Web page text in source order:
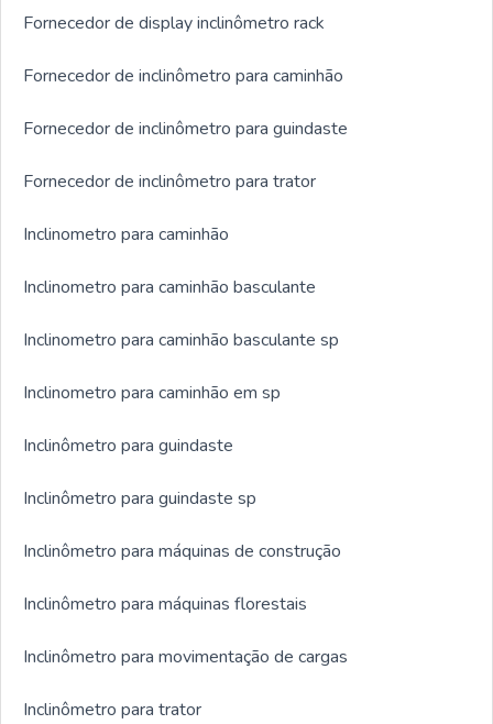
Fornecedor de display inclinômetro rack
Fornecedor de inclinômetro para caminhão
Fornecedor de inclinômetro para guindaste
Fornecedor de inclinômetro para trator
Inclinometro para caminhão
Inclinometro para caminhão basculante
Inclinometro para caminhão basculante sp
Inclinometro para caminhão em sp
Inclinômetro para guindaste
Inclinômetro para guindaste sp
Inclinômetro para máquinas de construção
Inclinômetro para máquinas florestais
Inclinômetro para movimentação de cargas
Inclinômetro para trator